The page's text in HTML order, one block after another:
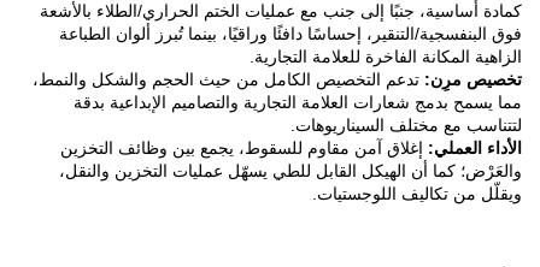
كمادة أساسية، جنبًا إلى جنب مع عمليات الختم الحراري/الطلاء بالأشعة
فوق البنفسجية/التنقير، إحساسًا دافئًا وراقيًا، بينما تُبرز ألوان الطباعة
الزاهية المكانة الفاخرة للعلامة التجارية.
تخصيص مرِن: تدعم التخصيص الكامل من حيث الحجم والشكل والنمط،
مما يسمح بدمج شعارات العلامة التجارية والتصاميم الإبداعية بدقة
لتتناسب مع مختلف السيناريوهات.
الأداء العملي: إغلاق آمن مقاوم للسقوط، يجمع بين وظائف التخزين
والعَرْض؛ كما أن الهيكل القابل للطي يسهّل عمليات التخزين والنقل،
ويقلّل من تكاليف اللوجستيات.